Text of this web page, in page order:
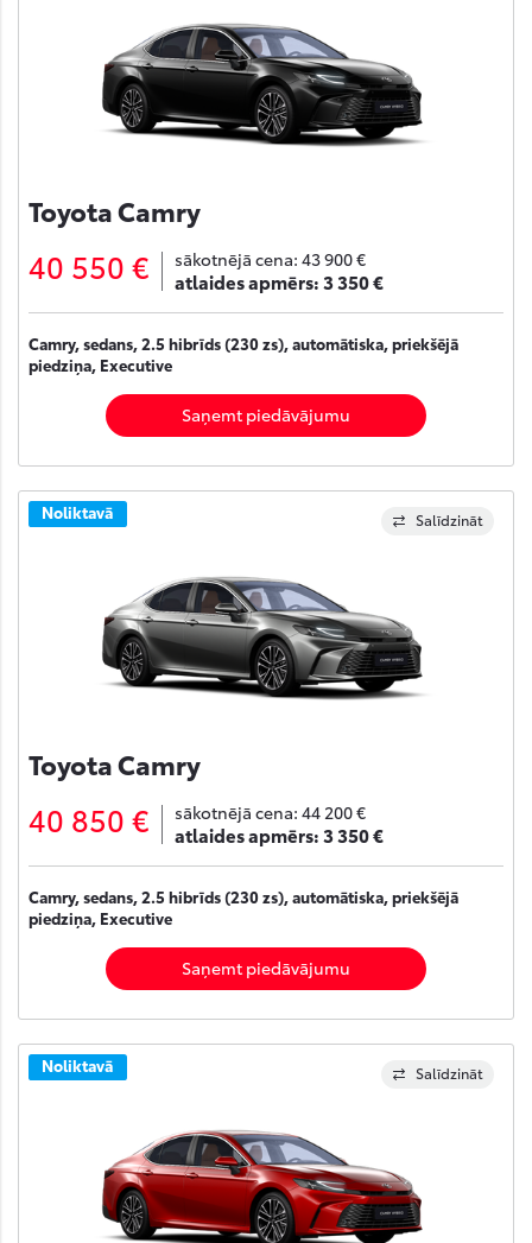
Toyota Camry
40 550 € sākotnējā cena: 43 900 €
atlaides apmērs:3 350 €
Camry, sedans, 2.5 hibrīds (230 zs), automātiska, priekšējā
piedziņa, Executive
Saņemt piedāvājumu
Salīdzināt
Noliktavā
Toyota Camry
40 850 € sākotnējā cena: 44 200 €
atlaides apmērs:3 350 €
Camry, sedans, 2.5 hibrīds (230 zs), automātiska, priekšējā
piedziņa, Executive
Saņemt piedāvājumu
Salīdzināt
Noliktavā